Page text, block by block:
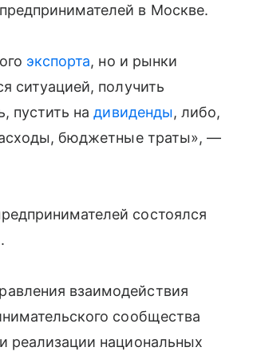
в Москве.
экспорта, но и рынки
ситуацией, получить
пустить надивиденды, либо,
бюджетные траты», —
состоялся
взаимодействия
сообщества
реализации национальных